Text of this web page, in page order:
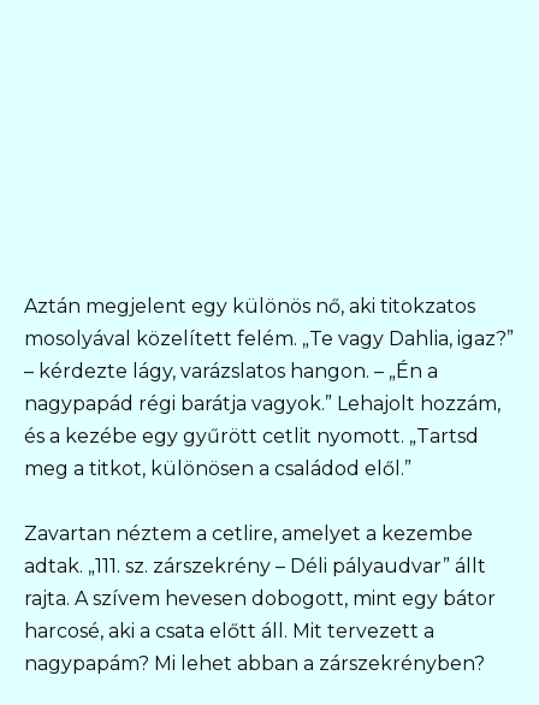
Aztán megjelent egy különös nő, aki titokzatos
mosolyával közelített felém. „Te vagy Dahlia, igaz?”
– kérdezte lágy, varázslatos hangon. – „Én a
nagypapád régi barátja vagyok.” Lehajolt hozzám,
és a kezébe egy gyűrött cetlit nyomott. „Tartsd
meg a titkot, különösen a családod elől.”
Zavartan néztem a cetlire, amelyet a kezembe
adtak. „111. sz. zárszekrény – Déli pályaudvar” állt
rajta. A szívem hevesen dobogott, mint egy bátor
harcosé, aki a csata előtt áll. Mit tervezett a
nagypapám? Mi lehet abban a zárszekrényben?